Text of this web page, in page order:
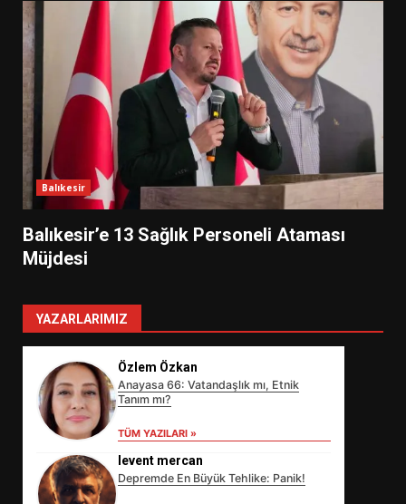
Balıkesir
Balıkesir’e 13 Sağlık Personeli Ataması
Müjdesi
YAZARLARIMIZ
Özlem Özkan
Anayasa 66: Vatandaşlık mı, Etnik
Tanım mı?
TÜM YAZILARI »
levent mercan
Depremde En Büyük Tehlike: Panik!